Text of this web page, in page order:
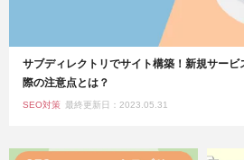
サブディレクトリでサイト構築！新規サービ
際の注意点とは？
SEO対策 最終更新日：2023.05.31